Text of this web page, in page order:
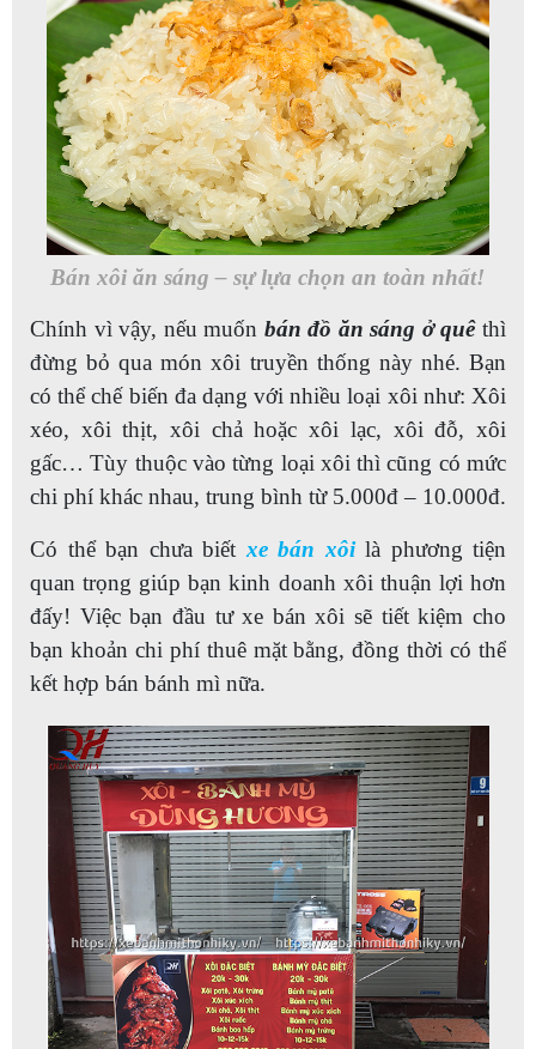
Bán xôi ăn sáng – sự lựa chọn an toàn nhất!
Chính vì vậy, nếu muốn bán đồ ăn sáng ở quêthì
đừng bỏ qua món xôi truyền thống này nhé. Bạn
có thể chế biến đa dạng với nhiều loại xôi như: Xôi
xéo, xôi thịt, xôi chả hoặc xôi lạc, xôi đỗ, xôi
gấc… Tùy thuộc vào từng loại xôi thì cũng có mức
chi phí khác nhau, trung bình từ 5.000đ – 10.000đ.
Có thể bạn chưa biết xe bán xôilà phương tiện
quan trọng giúp bạn kinh doanh xôi thuận lợi hơn
đấy! Việc bạn đầu tư xe bán xôi sẽ tiết kiệm cho
bạn khoản chi phí thuê mặt bằng, đồng thời có thể
kết hợp bán bánh mì nữa.